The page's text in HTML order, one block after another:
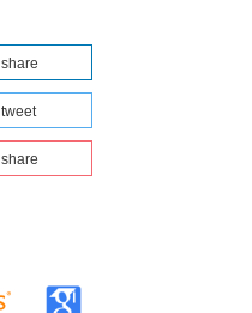
share
tweet
share